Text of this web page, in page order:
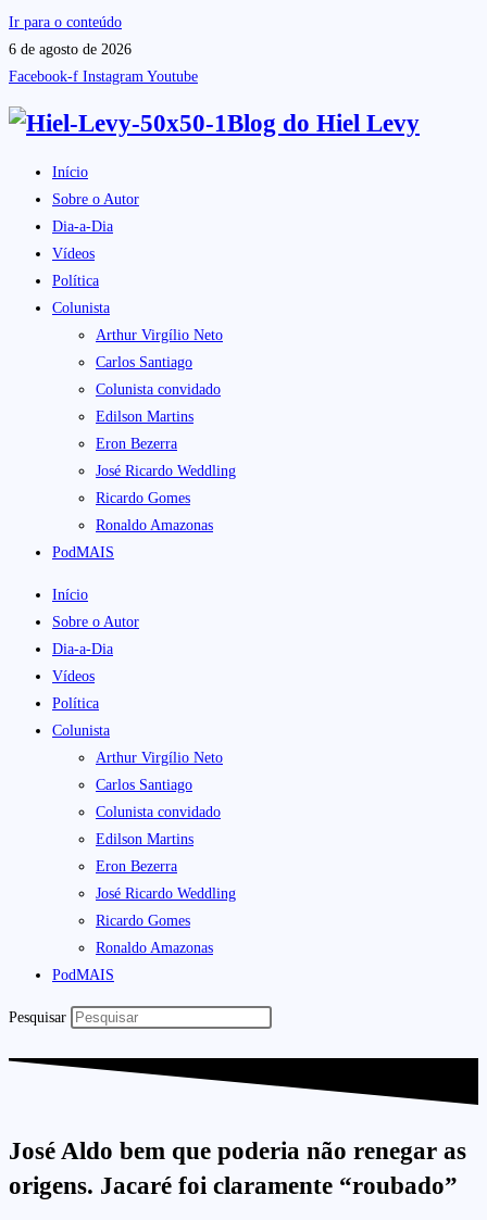
Ir para o conteúdo
6 de agosto de 2026
Facebook-f Instagram Youtube
Blog do Hiel Levy
Início
Sobre o Autor
Dia-a-Dia
Vídeos
Política
Colunista
Arthur Virgílio Neto
Carlos Santiago
Colunista convidado
Edilson Martins
Eron Bezerra
José Ricardo Weddling
Ricardo Gomes
Ronaldo Amazonas
PodMAIS
Início
Sobre o Autor
Dia-a-Dia
Vídeos
Política
Colunista
Arthur Virgílio Neto
Carlos Santiago
Colunista convidado
Edilson Martins
Eron Bezerra
José Ricardo Weddling
Ricardo Gomes
Ronaldo Amazonas
PodMAIS
Pesquisar
José Aldo bem que poderia não renegar as
origens. Jacaré foi claramente “roubado”